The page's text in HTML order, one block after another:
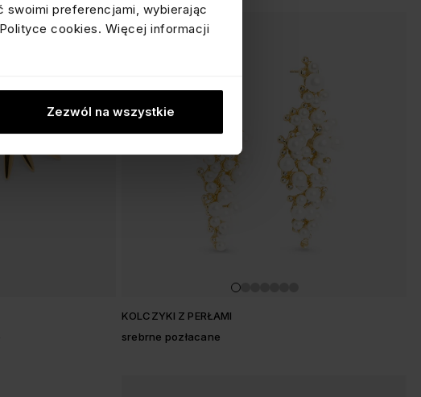
swoimi preferencjami, wybierając
cookies. Więcej informacji
Zezwól na wszystkie
KOLCZYKI Z PERŁAMI
srebrne pozłacane